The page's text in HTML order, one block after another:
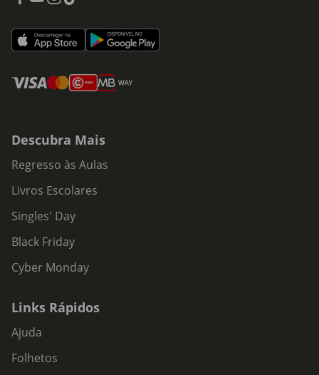
Descubra Mais
Regresso às Aulas
Livros Escolares
Singles' Day
Black Friday
Cyber Monday
Links Rápidos
Ajuda
Folhetos